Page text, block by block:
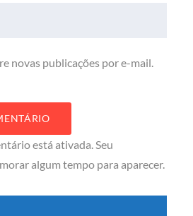
novas publicações por e-mail.
está ativada. Seu
algum tempo para aparecer.